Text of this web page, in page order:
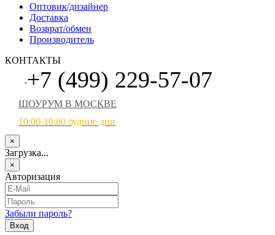
Оптовик/дизайнер
Доставка
Возврат/обмен
Производитель
КОНТАКТЫ
+7 (499) 229-57-07
ШОУРУМ В МОСКВЕ
10:00-18:00 будние дни
×
Загрузка...
×
Авторизация
Забыли пароль?